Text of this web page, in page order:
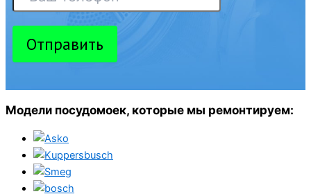
Отправить
Модели посудомоек, которые мы ремонтируем: